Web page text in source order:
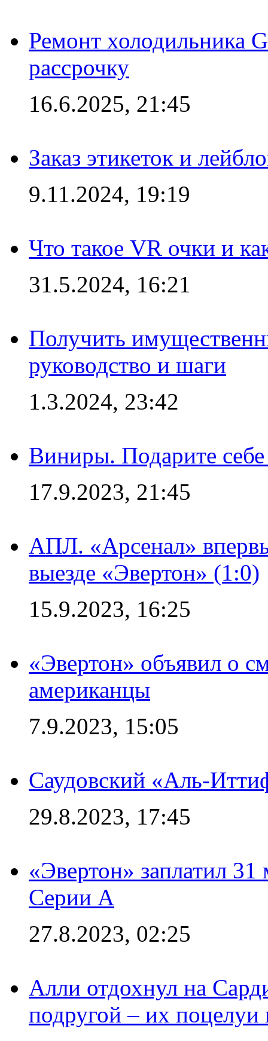
Ремонт холодильника
рассрочку
16.6.2025, 21:45
Заказ этикеток и
9.11.2024, 19:19
Что такое VR очки и
31.5.2024, 16:21
Получить
руководство и шаги
1.3.2024, 23:42
Виниры. Подарите
17.9.2023, 21:45
АПЛ. «Арсенал»
выезде «Эвертон» (1:0)
15.9.2023, 16:25
«Эвертон» объявил о
американцы
7.9.2023, 15:05
Саудовский «Аль-
29.8.2023, 17:45
«Эвертон» заплатил
Серии А
27.8.2023, 02:25
Алли отдохнул на
подругой – их поцелуи